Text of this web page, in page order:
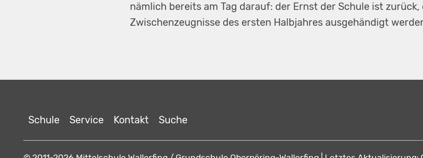
nämlich bereits am Tag darauf: der Ernst der Schule ist zurück,
Zwischenzeugnisse des ersten Halbjahres ausgehändigt
Navigation
Schule Service Kontakt Suche